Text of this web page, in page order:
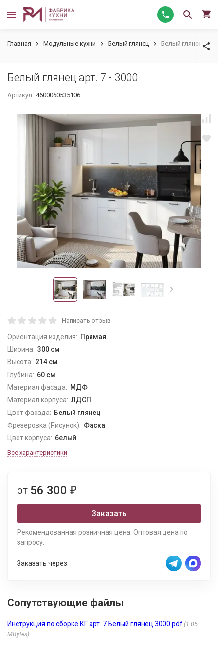
Главная Модульные кухни Белый глянец Белый глянец арт.
Белый глянец арт. 7 - 3000
Артикул: 4600060535106
Написать отзыв
Ориентация изделия: Прямая
Ширина: 300 см
Высота: 214 см
Глубина: 60 см
Материал фасада: МДФ
Материал корпуса: ЛДСП
Цвет фасада:
Белый глянец
Фрезеровка (Рисунок): Фаска
Цвет корпуса: белый
Все характеристики
от 56 300 ₽
Заказать
Рекомендованная розничная цена. Оптовая цена по
запросу.
Заказать через:
Сопутствующие файлы
Инструкция по сборке КГ арт. 7 Белый глянец 3000.pdf 1.05
MBytes